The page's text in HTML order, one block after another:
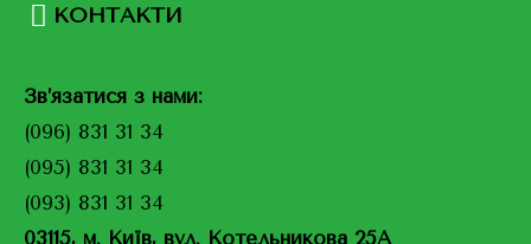
КОНТАКТИ
Зв’язатися з нами:
(096) 831 31 34
(095) 831 31 34
(093) 831 31 34
03115, м. Київ, вул. Котельникова 25А